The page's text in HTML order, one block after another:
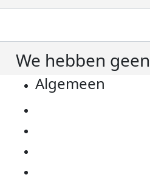
We hebben
Algemeen